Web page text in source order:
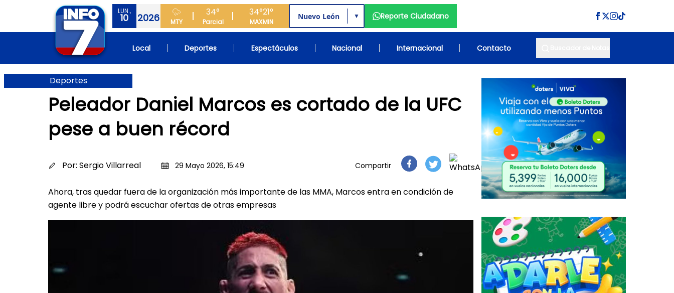
LUN.,
10 2026 MTY
34°
Parcial
34°
MAX
21°
MIN
▼ Reporte Ciudadano
Local Deportes Espectáculos Nacional Internacional Contacto
Deportes
Peleador Daniel Marcos es cortado de la UFC
pese a buen récord
Por: Sergio Villarreal 29 Mayo 2026, 15:49 Compartir
Ahora, tras quedar fuera de la organización más importante de las MMA, Marcos entra en condición de
agente libre y podrá escuchar ofertas de otras empresas